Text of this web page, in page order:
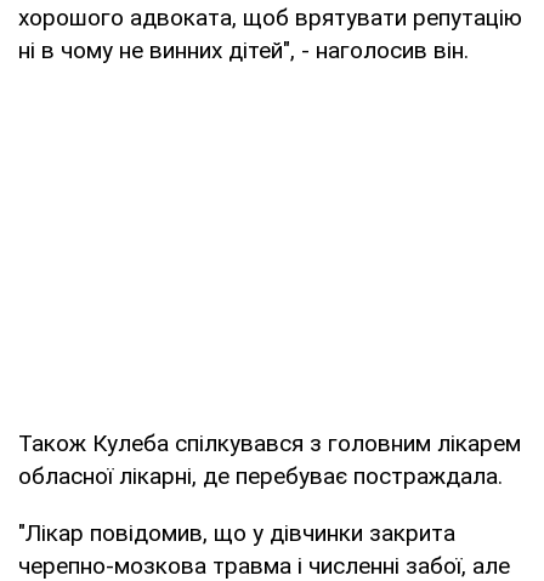
хорошого адвоката, щоб врятувати репутацію
ні в чому не винних дітей", - наголосив він.
Також Кулеба спілкувався з головним лікарем
обласної лікарні, де перебуває постраждала.
"Лікар повідомив, що у дівчинки закрита
черепно-мозкова травма і численні забої, але